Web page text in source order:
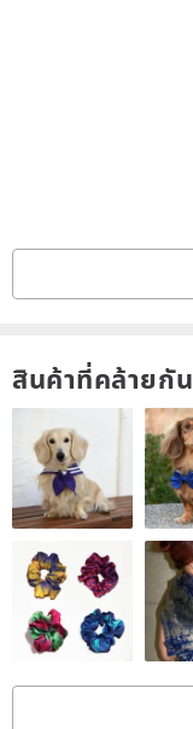
สินค้าที่คล้ายกัน